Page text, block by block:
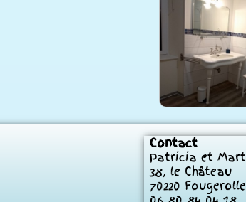
Contact
Patricia et
38, le Château
70220